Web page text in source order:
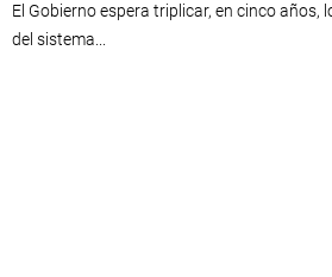
El Gobierno espera triplicar, en cinco años,
del sistema...